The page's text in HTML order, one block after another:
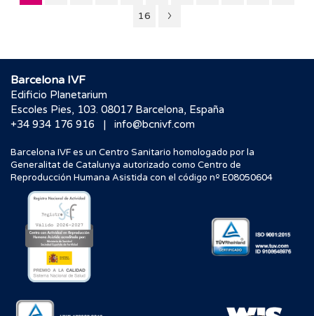
Página
16
Barcelona IVF
Edificio Planetarium
Escoles Pies, 103. 08017 Barcelona, España
+34 934 176 916
| info@bcnivf.com
Barcelona IVF es un Centro Sanitario homologado por la
Generalitat de Catalunya autorizado como Centro de
Reproducción Humana Asistida con el código nº E08050604